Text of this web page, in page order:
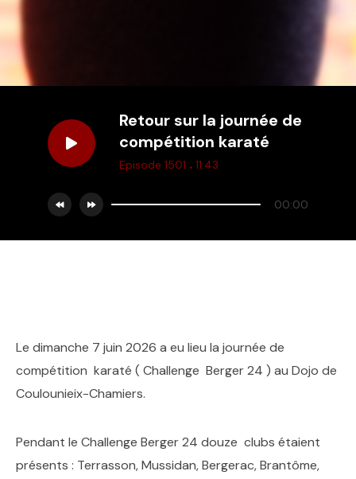
Retour sur la journée de
compétition karaté
Episode 1501 . 11:43
00:00
Le dimanche 7 juin 2026 a eu lieu la journée de
compétition karaté ( Challenge Berger 24 ) au Dojo de
Coulounieix-Chamiers.
Pendant le Challenge Berger 24 douze clubs étaient
présents : Terrasson, Mussidan, Bergerac, Brantôme,